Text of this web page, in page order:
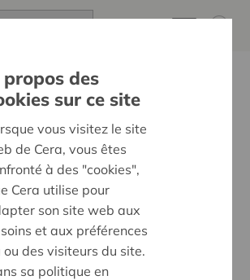
sapin de Noël
2022, prenez une photo de
et partagez-là avec les
et #ceragram pour tenter de gagner
surprises de la Loterie nationale.
des
sur ce site
vous visitez le site
de Cera, vous êtes
à des "cookies",
Cera utilise pour
son site web aux
et aux préférences
ou des visiteurs du site.
sa politique en